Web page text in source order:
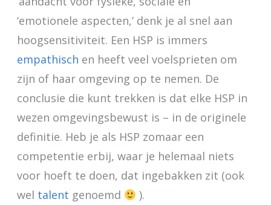
‘emotionele aspecten,’ denk je al snel aan
hoogsensitiviteit. Een HSP is immers
empathisch en heeft veel voelsprieten om
zijn of haar omgeving op te nemen. De
conclusie die kunt trekken is dat elke HSP in
wezen omgevingsbewust is – in de originele
definitie. Heb je als HSP zomaar een
competentie erbij, waar je helemaal niets
voor hoeft te doen, dat ingebakken zit (ook
wel talent genoemd ).